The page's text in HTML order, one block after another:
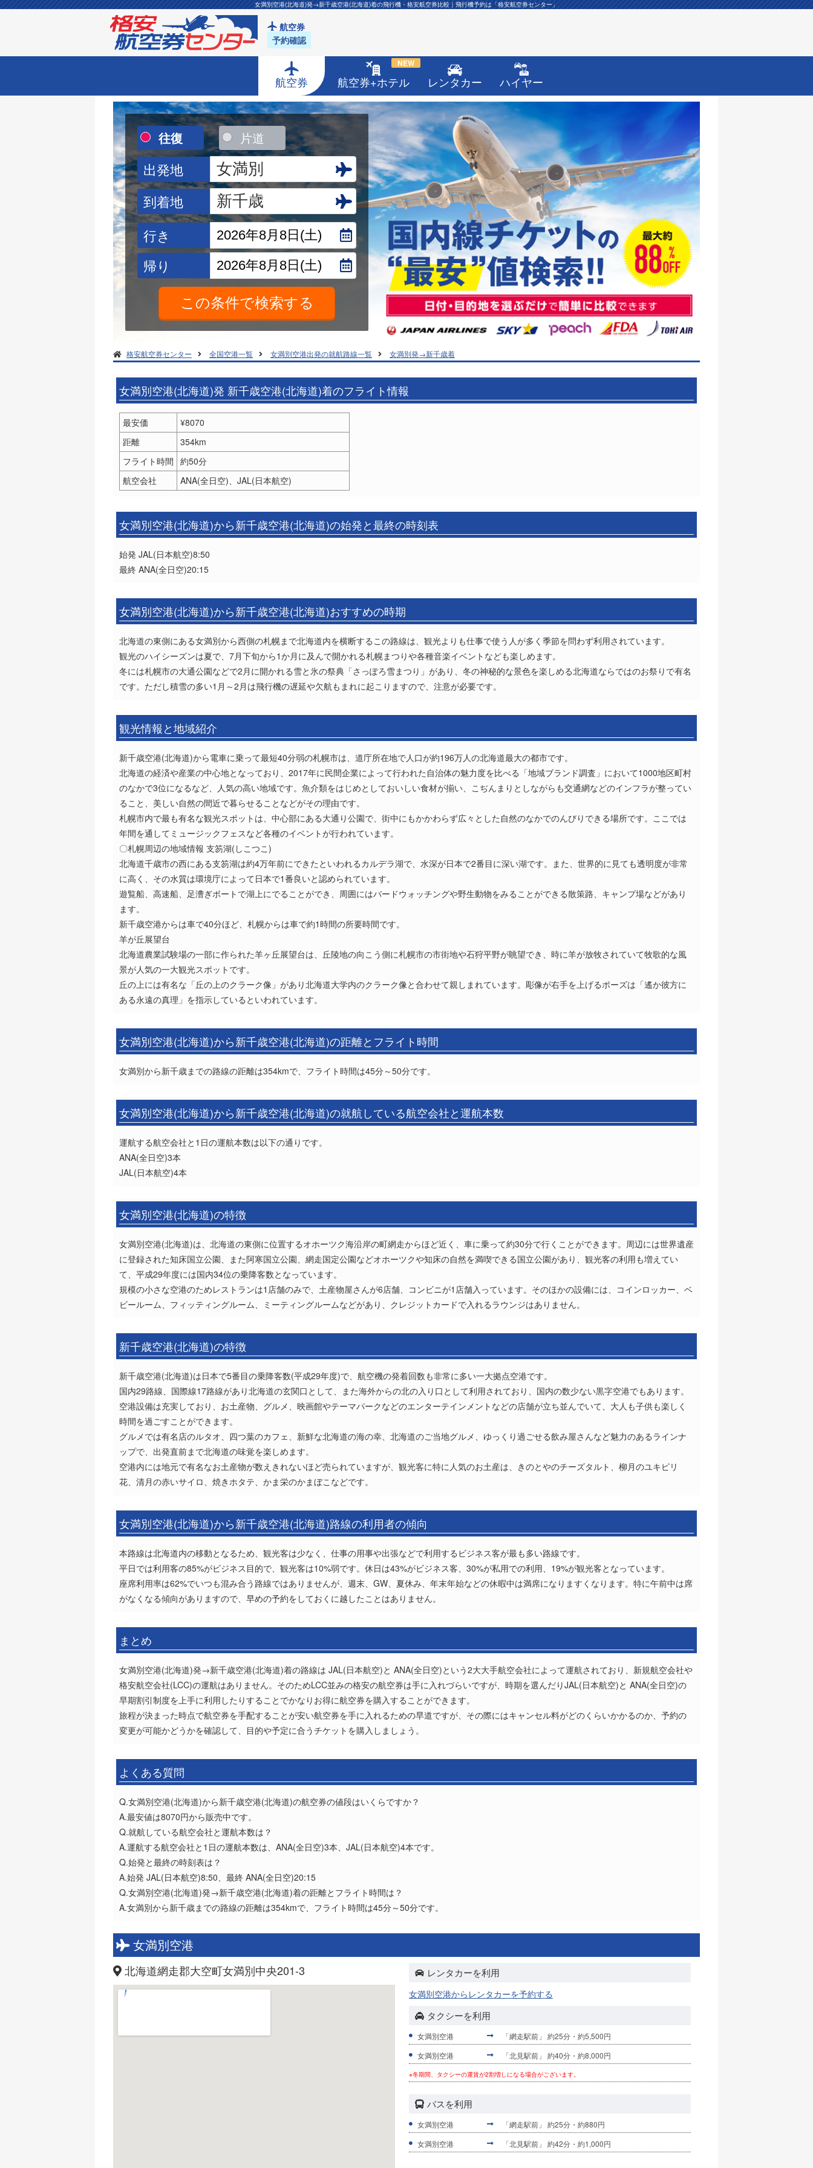
女満別空港(北海道)発→新千歳空港(北海道)着の飛行機・格安航空券比較｜飛行機予約は「格安航空券センター」
航空券
予約確認
航空券 航空券+ホテル
NEW
レンタカー ハイヤー
往復 片道
出発地
到着地
行き
帰り
格安航空券センター 全国空港一覧 女満別空港出発の就航路線一覧 女満別発→新千歳着
女満別空港(北海道)発 新千歳空港(北海道)着のフライト情報
最安価
¥8070
距離
354km
フライト時間 約50分
航空会社
ANA(全日空)、JAL(日本航空)
女満別空港(北海道)から新千歳空港(北海道)の始発と最終の時刻表
始発 JAL(日本航空)8:50
最終 ANA(全日空)20:15
女満別空港(北海道)から新千歳空港(北海道)おすすめの時期
北海道の東側にある女満別から西側の札幌まで北海道内を横断するこの路線は、観光よりも仕事で使う人が多く季節を問わず利用されています。
観光のハイシーズンは夏で、7月下旬から1か月に及んで開かれる札幌まつりや各種音楽イベントなども楽しめます。
冬には札幌市の大通公園などで2月に開かれる雪と氷の祭典「さっぽろ雪まつり」があり、冬の神秘的な景色を楽しめる北海道ならではのお祭りで有名
です。ただし積雪の多い1月～2月は飛行機の遅延や欠航もまれに起こりますので、注意が必要です。
観光情報と地域紹介
新千歳空港(北海道)から電車に乗って最短40分弱の札幌市は、道庁所在地で人口が約196万人の北海道最大の都市です。
北海道の経済や産業の中心地となっており、2017年に民間企業によって行われた自治体の魅力度を比べる「地域ブランド調査」において1000地区町村
のなかで3位になるなど、人気の高い地域です。魚介類をはじめとしておいしい食材が揃い、こぢんまりとしながらも交通網などのインフラが整ってい
ること、美しい自然の間近で暮らせることなどがその理由です。
札幌市内で最も有名な観光スポットは、中心部にある大通り公園で、街中にもかかわらず広々とした自然のなかでのんびりできる場所です。ここでは
年間を通してミュージックフェスなど各種のイベントが行われています。
〇札幌周辺の地域情報 支笏湖(しこつこ)
北海道千歳市の西にある支笏湖は約4万年前にできたといわれるカルデラ湖で、水深が日本で2番目に深い湖です。また、世界的に見ても透明度が非常
に高く、その水質は環境庁によって日本で1番良いと認められています。
遊覧船、高速船、足漕ぎボートで湖上にでることができ、周囲にはバードウォッチングや野生動物をみることができる散策路、キャンプ場などがあり
ます。
新千歳空港からは車で40分ほど、札幌からは車で約1時間の所要時間です。
羊が丘展望台
北海道農業試験場の一部に作られた羊ヶ丘展望台は、丘陵地の向こう側に札幌市の市街地や石狩平野が眺望でき、時に羊が放牧されていて牧歌的な風
景が人気の一大観光スポットです。
丘の上には有名な「丘の上のクラーク像」があり北海道大学内のクラーク像と合わせて親しまれています。彫像が右手を上げるポーズは「遙か彼方に
ある永遠の真理」を指示しているといわれています。
女満別空港(北海道)から新千歳空港(北海道)の距離とフライト時間
女満別から新千歳までの路線の距離は354kmで、フライト時間は45分～50分です。
女満別空港(北海道)から新千歳空港(北海道)の就航している航空会社と運航本数
運航する航空会社と1日の運航本数は以下の通りです。
ANA(全日空)3本
JAL(日本航空)4本
女満別空港(北海道)の特徴
女満別空港(北海道)は、北海道の東側に位置するオホーツク海沿岸の町網走からほど近く、車に乗って約30分で行くことができます。周辺には世界遺産
に登録された知床国立公園、また阿寒国立公園、網走国定公園などオホーツクや知床の自然を満喫できる国立公園があり、観光客の利用も増えてい
て、平成29年度には国内34位の乗降客数となっています。
規模の小さな空港のためレストランは1店舗のみで、土産物屋さんが6店舗、コンビニが1店舗入っています。そのほかの設備には、コインロッカー、ベ
ビールーム、フィッティングルーム、ミーティングルームなどがあり、クレジットカードで入れるラウンジはありません。
新千歳空港(北海道)の特徴
新千歳空港(北海道)は日本で5番目の乗降客数(平成29年度)で、航空機の発着回数も非常に多い一大拠点空港です。
国内29路線、国際線17路線があり北海道の玄関口として、また海外からの北の入り口として利用されており、国内の数少ない黒字空港でもあります。
空港設備は充実しており、お土産物、グルメ、映画館やテーマパークなどのエンターテインメントなどの店舗が立ち並んでいて、大人も子供も楽しく
時間を過ごすことができます。
グルメでは有名店のルタオ、四つ葉のカフェ、新鮮な北海道の海の幸、北海道のご当地グルメ、ゆっくり過ごせる飲み屋さんなど魅力のあるラインナ
ップで、出発直前まで北海道の味覚を楽しめます。
空港内には地元で有名なお土産物が数えきれないほど売られていますが、観光客に特に人気のお土産は、きのとやのチーズタルト、柳月のユキピリ
花、清月の赤いサイロ、焼きホタテ、かま栄のかまぼこなどです。
女満別空港(北海道)から新千歳空港(北海道)路線の利用者の傾向
本路線は北海道内の移動となるため、観光客は少なく、仕事の用事や出張などで利用するビジネス客が最も多い路線です。
平日では利用客の85%がビジネス目的で、観光客は10%弱です。休日は43%がビジネス客、30%が私用での利用、19%が観光客となっています。
座席利用率は62%でいつも混み合う路線ではありませんが、週末、GW、夏休み、年末年始などの休暇中は満席になりますくなります。特に午前中は席
がなくなる傾向がありますので、早めの予約をしておくに越したことはありません。
まとめ
女満別空港(北海道)発→新千歳空港(北海道)着の路線は JAL(日本航空)と ANA(全日空)という2大大手航空会社によって運航されており、新規航空会社や
格安航空会社(LCC)の運航はありません。そのためLCC並みの格安の航空券は手に入れづらいですが、時期を選んだりJAL(日本航空)と ANA(全日空)の
早期割引制度を上手に利用したりすることでかなりお得に航空券を購入することができます。
旅程が決まった時点で航空券を手配することが安い航空券を手に入れるための早道ですが、その際にはキャンセル料がどのくらいかかるのか、予約の
変更が可能かどうかを確認して、目的や予定に合うチケットを購入しましょう。
よくある質問
Q.女満別空港(北海道)から新千歳空港(北海道)の航空券の値段はいくらですか？
A.最安値は8070円から販売中です。
Q.就航している航空会社と運航本数は？
A.運航する航空会社と1日の運航本数は、ANA(全日空)3本、JAL(日本航空)4本です。
Q.始発と最終の時刻表は？
A.始発 JAL(日本航空)8:50、最終 ANA(全日空)20:15
Q.女満別空港(北海道)発→新千歳空港(北海道)着の距離とフライト時間は？
A.女満別から新千歳までの路線の距離は354kmで、フライト時間は45分～50分です。
女満別空港
北海道網走郡大空町女満別中央201-3 レンタカーを利用
女満別空港からレンタカーを予約する
タクシーを利用
女満別空港
「網走駅前」 約25分・約5,500円
女満別空港
「北見駅前」 約40分・約8,000円
※冬期間、タクシーの運賃が2割増しになる場合がございます。
バスを利用
女満別空港
「網走駅前」 約25分・約880円
女満別空港
「北見駅前」 約42分・約1,000円